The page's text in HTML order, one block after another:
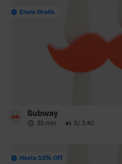
Envío Gratis
Subway
35 min · S/ 3.40
Hasta 53% Off